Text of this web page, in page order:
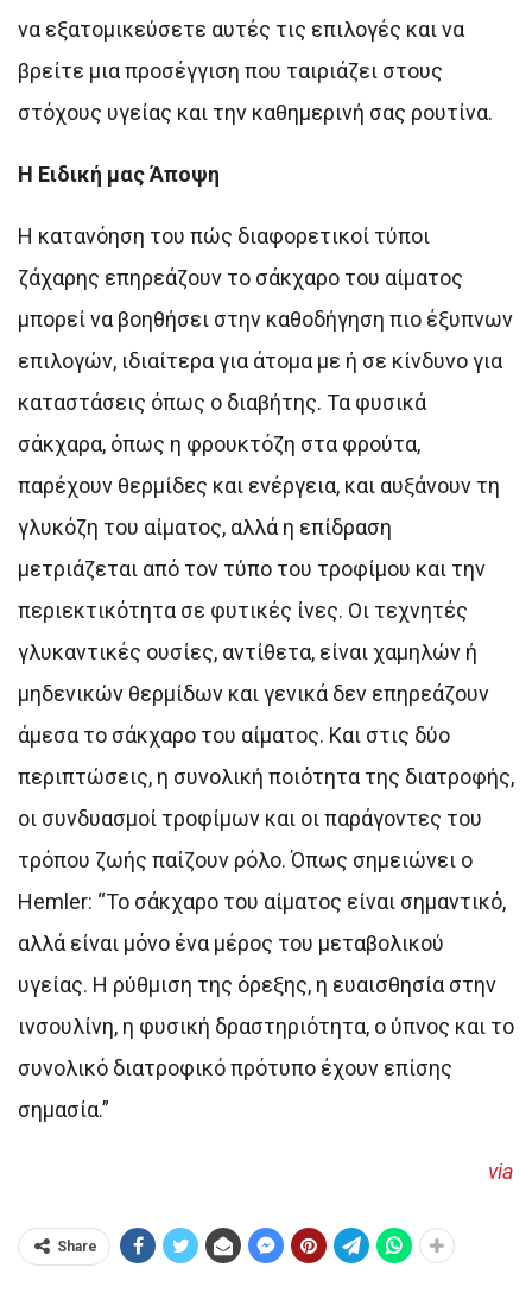
να εξατομικεύσετε αυτές τις επιλογές και να
βρείτε μια προσέγγιση που ταιριάζει στους
στόχους υγείας και την καθημερινή σας ρουτίνα.
Η Ειδική μας Άποψη
Η κατανόηση του πώς διαφορετικοί τύποι
ζάχαρης επηρεάζουν το σάκχαρο του αίματος
μπορεί να βοηθήσει στην καθοδήγηση πιο έξυπνων
επιλογών, ιδιαίτερα για άτομα με ή σε κίνδυνο για
καταστάσεις όπως ο διαβήτης. Τα φυσικά
σάκχαρα, όπως η φρουκτόζη στα φρούτα,
παρέχουν θερμίδες και ενέργεια, και αυξάνουν τη
γλυκόζη του αίματος, αλλά η επίδραση
μετριάζεται από τον τύπο του τροφίμου και την
περιεκτικότητα σε φυτικές ίνες. Οι τεχνητές
γλυκαντικές ουσίες, αντίθετα, είναι χαμηλών ή
μηδενικών θερμίδων και γενικά δεν επηρεάζουν
άμεσα το σάκχαρο του αίματος. Και στις δύο
περιπτώσεις, η συνολική ποιότητα της διατροφής,
οι συνδυασμοί τροφίμων και οι παράγοντες του
τρόπου ζωής παίζουν ρόλο. Όπως σημειώνει ο
Hemler: “Το σάκχαρο του αίματος είναι σημαντικό,
αλλά είναι μόνο ένα μέρος του μεταβολικού
υγείας. Η ρύθμιση της όρεξης, η ευαισθησία στην
ινσουλίνη, η φυσική δραστηριότητα, ο ύπνος και το
συνολικό διατροφικό πρότυπο έχουν επίσης
σημασία.”
via
Share